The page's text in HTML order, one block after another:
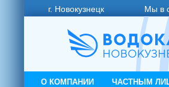
г. Новокузнецк Мы в
О КОМПАНИИ ЧАСТНЫМ